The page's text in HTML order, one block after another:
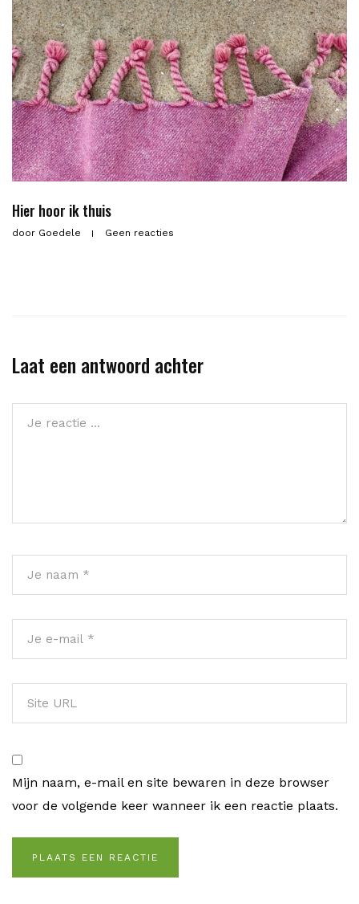
Hier hoor ik thuis
door Goedele Geen reacties
Laat een antwoord achter
Mijn naam, e-mail en site bewaren in deze browser
voor de volgende keer wanneer ik een reactie plaats.